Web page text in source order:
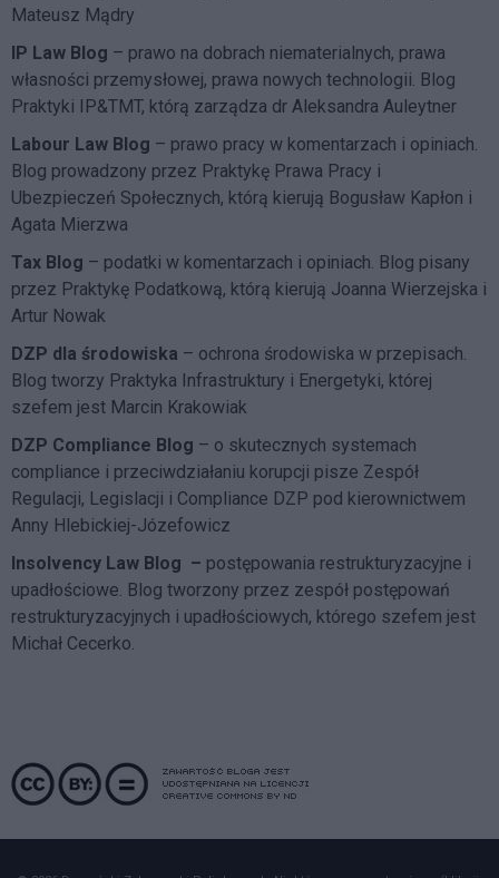
Mateusz Mądry
IP Law Blog – prawo na dobrach niematerialnych, prawa
własności przemysłowej, prawa nowych technologii. Blog
Praktyki IP&TMT, którą zarządza dr Aleksandra Auleytner
Labour Law Blog – prawo pracy w komentarzach i opiniach.
Blog prowadzony przez Praktykę Prawa Pracy i
Ubezpieczeń Społecznych, którą kierują Bogusław Kapłon i
Agata Mierzwa
Tax Blog – podatki w komentarzach i opiniach. Blog pisany
przez Praktykę Podatkową, którą kierują Joanna Wierzejska i
Artur Nowak
DZP dla środowiska – ochrona środowiska w przepisach.
Blog tworzy Praktyka Infrastruktury i Energetyki, której
szefem jest Marcin Krakowiak
DZP Compliance Blog – o skutecznych systemach
compliance i przeciwdziałaniu korupcji pisze Zespół
Regulacji, Legislacji i Compliance DZP pod kierownictwem
Anny Hlebickiej-Józefowicz
Insolvency Law Blog – postępowania restrukturyzacyjne i
upadłościowe. Blog tworzony przez zespół postępowań
restrukturyzacyjnych i upadłościowych, którego szefem jest
Michał Cecerko.